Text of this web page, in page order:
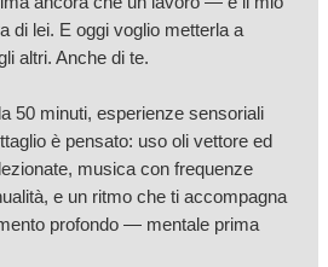
di lei. E oggi voglio metterla a
altri. Anche di te.
50 minuti, esperienze sensoriali
è pensato: uso oli vettore ed
musica con frequenze
e un ritmo che ti accompagna
profondo — mentale prima